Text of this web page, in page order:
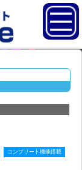
コンプリート機能搭載